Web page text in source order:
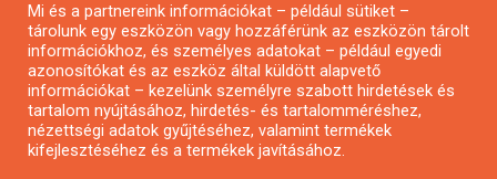
Pályázatírás civil szervezeteknek
Pályázatírás önkormányzatoknak
Pályázatfigyelés
Specifikus pályázatfigyelés vagy hírlevél
Mi és a partnereink információkat – például sütiket –
tárolunk egy eszközön vagy hozzáférünk az eszközön tárolt
információkhoz, és személyes adatokat – például egyedi
azonosítókat és az eszköz által küldött alapvető
információkat – kezelünk személyre szabott hirdetések és
tartalom nyújtásához, hirdetés- és tartalomméréshez,
nézettségi adatok gyűjtéséhez, valamint termékek
kifejlesztéséhez és a termékek javításához.